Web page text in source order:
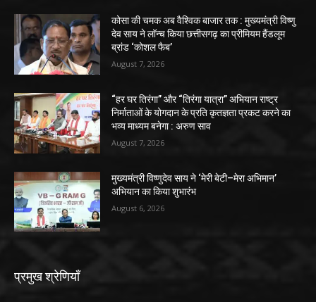
कोसा की चमक अब वैश्विक बाजार तक : मुख्यमंत्री विष्णु
देव साय ने लॉन्च किया छत्तीसगढ़ का प्रीमियम हैंडलूम
ब्रांड ‘कोशल फैब’
August 7, 2026
“हर घर तिरंगा” और “तिरंगा यात्रा” अभियान राष्ट्र
निर्माताओं के योगदान के प्रति कृतज्ञता प्रकट करने का
भव्य माध्यम बनेगा : अरुण साव
August 7, 2026
मुख्यमंत्री विष्णुदेव साय ने ‘मेरी बेटी–मेरा अभिमान’
अभियान का किया शुभारंभ
August 6, 2026
प्रमुख श्रेणियाँ